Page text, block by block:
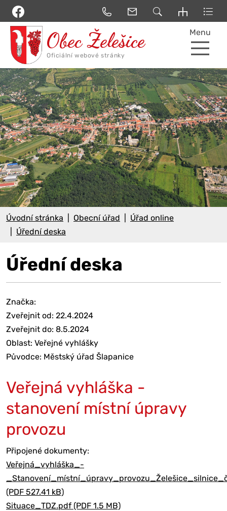
Menu
Úvodní stránka Obecní úřad
Úřad online
Úřední deska
Úřední deska
Značka:
Zveřejnit od: 22.4.2024
Zveřejnit do: 8.5.2024
Oblast: Veřejné vyhlášky
Původce: Městský úřad Šlapanice
Veřejná vyhláška -
stanovení místní úpravy
provozu
Připojené dokumenty:
Veřejná_vyhláška_-
(PDF 527.41 kB)
Situace_TDZ.pdf (PDF 1.5 MB)